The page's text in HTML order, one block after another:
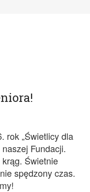
rok „Świetlicy dla
Fundacji.
Świetnie
spędzony czas.